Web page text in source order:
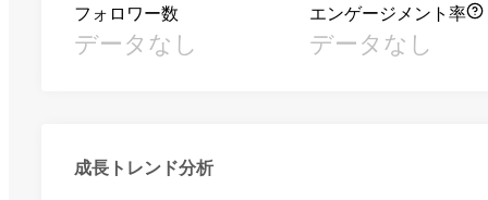
フォロワー数
データなし
エンゲージメント率
データなし
成長トレンド分析